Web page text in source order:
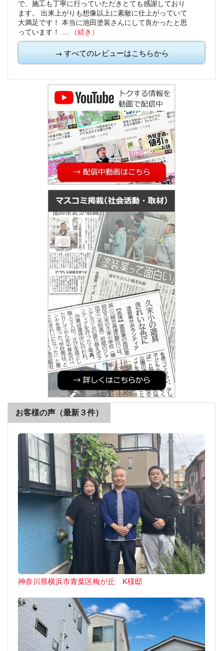
で、施工も丁寧に行っていただきとても感謝しており
ます。
出来上がりも想像以上に素敵に仕上がっていて
大満足です！ 本当に池田塗装さんにして良かったと思
っています！ … （続き）
→ すべてのレビューはこちらから
お客様の声（最新３件）
神奈川県横浜市青葉区梅が丘 K様邸